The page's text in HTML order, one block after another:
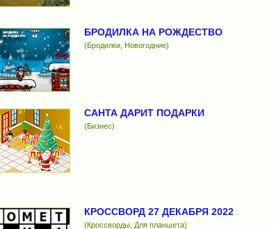
БРОДИЛКА НА РОЖДЕСТВО
(Бродилки, Новогодние)
САНТА ДАРИТ ПОДАРКИ
(Бизнес)
КРОССВОРД 27 ДЕКАБРЯ 2022
(Кроссворды, Для планшета)